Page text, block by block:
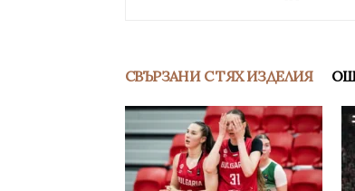
СВЪРЗАНИ С ТЯХ ИЗДЕЛИЯ